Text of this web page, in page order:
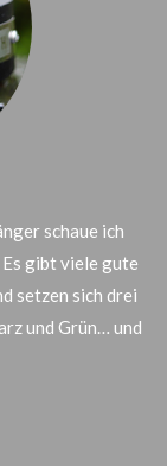
schaue ich
Es gibt viele gute
setzen sich drei
und Grün… und